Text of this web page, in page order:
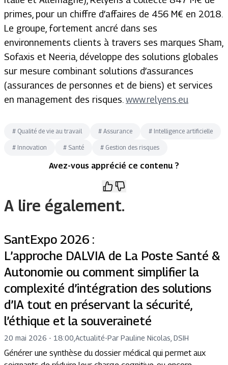
primes, pour un chiffre d’affaires de 456 M€ en 2018.
Le groupe, fortement ancré dans ses
environnements clients à travers ses marques Sham,
Sofaxis et Neeria, développe des solutions globales
sur mesure combinant solutions d’assurances
(assurances de personnes et de biens) et services
en management des risques.www.relyens.eu
# Qualité de vie au travail # Assurance # Intelligence artificielle
# Innovation # Santé # Gestion des risques
Avez-vous apprécié ce contenu ?
A lire également.
SantExpo 2026 :
L’approche DALVIA de La Poste Santé &
Autonomie ou comment simplifier la
complexité d’intégration des solutions
d’IA tout en préservant la sécurité,
l’éthique et la souveraineté
20 mai 2026 - 18:00,Actualité-Par Pauline Nicolas, DSIH
Générer une synthèse du dossier médical qui permet aux